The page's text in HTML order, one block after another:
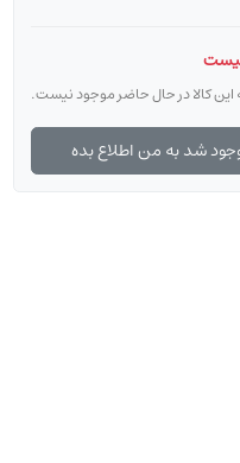
این کالا در حال حاضر موجود نیست.
شد به من اطلاع بده